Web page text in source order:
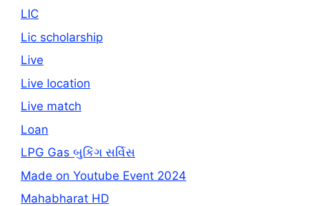
LIC
Lic scholarship
Live
Live location
Live match
Loan
LPG Gas બુકિંગ સર્વિસ
Made on Youtube Event 2024
Mahabharat HD